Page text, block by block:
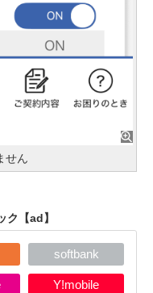
せん
ク 【ad】
softbank
Y!mobile